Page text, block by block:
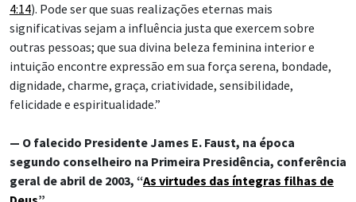
4:14). Pode ser que suas realizações eternas mais
significativas sejam a influência justa que exercem sobre
outras pessoas; que sua divina beleza feminina interior e
intuição encontre expressão em sua força serena, bondade,
dignidade, charme, graça, criatividade, sensibilidade,
felicidade e espiritualidade.”
— O falecido Presidente James E. Faust, na época
segundo conselheiro na Primeira Presidência, conferência
geral de abril de 2003, “As virtudes das íntegras filhas de